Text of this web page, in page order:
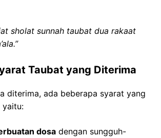
sholat sunnah taubat dua rakaat
Taubat yang Diterima
diterima, ada beberapa syarat yang
yaitu:
dosa dengan sungguh-